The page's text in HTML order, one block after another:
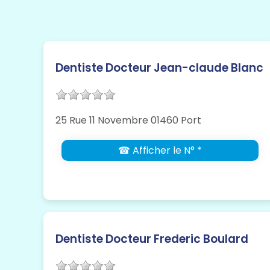
Dentiste Docteur Jean-claude Blanc
25 Rue 11 Novembre 01460 Port
☎ Afficher le N° *
Dentiste Docteur Frederic Boulard